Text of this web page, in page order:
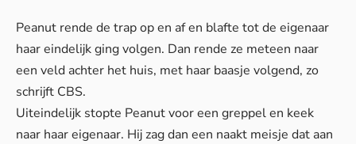
Peanut rende de trap op en af en blafte tot de eigenaar
haar eindelijk ging volgen. Dan rende ze meteen naar
een veld achter het huis, met haar baasje volgend, zo
schrijft CBS.
Uiteindelijk stopte Peanut voor een greppel en keek
naar haar eigenaar. Hij zag dan een naakt meisje dat aan